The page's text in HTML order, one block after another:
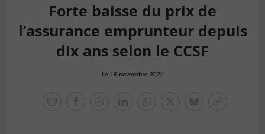
Forte baisse du prix de
l’assurance emprunteur depuis
dix ans selon le CCSF
Le 16 novembre 2020